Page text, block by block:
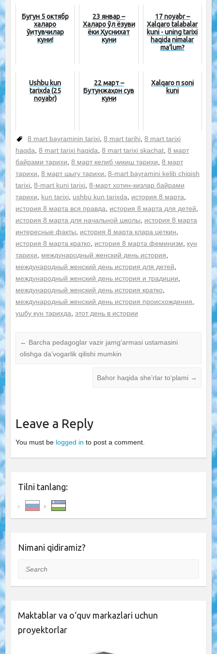
Бугун 5 октябр
халқаро
ўқитувчилар
куни!
23 январ –
Халқаро қўл ёзуви
ёки Ҳуснихат
куни
17 noyabr –
Xalqaro talabalar
kuni - uning tarixi
haqida nimalar
ma’lum?
Ushbu kun
tarixda (25
noyabr)
22 март –
Бутунжаҳон сув
куни
Xalqaro π soni
kuni
8 mart bayraminin tarixi, 8 mart tarihi, 8 mart tarixi
haqda, 8 mart tarixi haqida, 8 mart tarixi skachat, 8 март
байрами тарихи, 8 март келиб чикиш тарихи, 8 март
тарихи, 8 март шыгу тарихи, 8-mart bayramini kelib chiqish
tarixi, 8-mart kuni tarixi, 8-март хотин-кизлар байрами
тарихи, kun tarixi, ushbu kun tarixda, история 8 марта,
история 8 марта вся правда, история 8 марта для детей,
история 8 марта для начальной школы, история 8 марта
интересные факты, история 8 марта клара цеткин,
история 8 марта кратко, история 8 марта феминизм, кун
тарихи, международный женский день история,
международный женский день история для детей,
международный женский день история и традиции,
международный женский день история кратко,
международный женский день история происхождения,
ушбу кун тарихда, этот день в истории
← Barcha pedagoglar vazir jamg‘armasi ustamasini
olishga da’vogarlik qilishi mumkin
Bahor haqida she’rlar to‘plami →
Leave a Reply
You must be logged in to post a comment.
Tilni tanlang:
Nimani qidiramiz?
Search
Maktablar va o‘quv markazlari uchun
proyektorlar